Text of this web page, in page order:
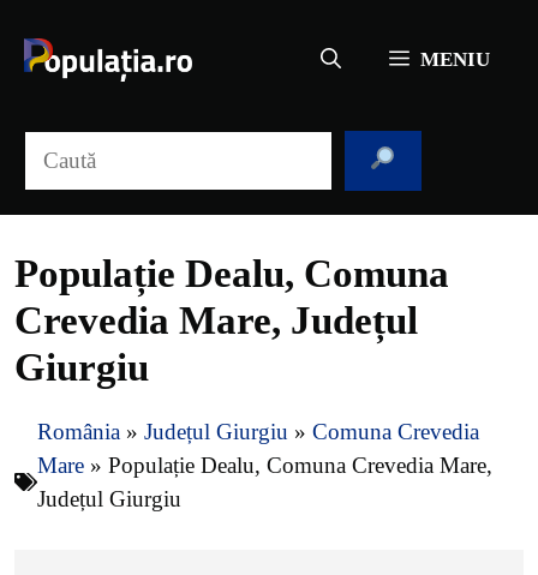
conținut
MENIU
Populație Dealu, Comuna
Crevedia Mare, Județul
Giurgiu
România » Județul Giurgiu » Comuna Crevedia
Mare » Populație Dealu, Comuna Crevedia Mare,
Județul Giurgiu